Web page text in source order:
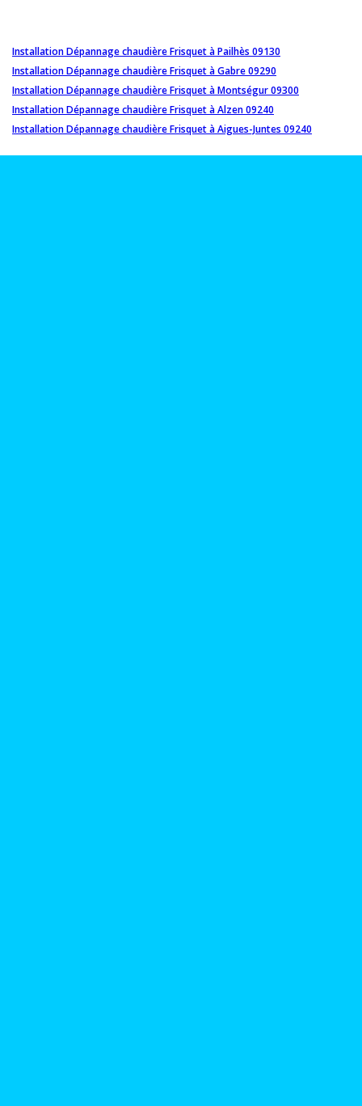
Installation Dépannage chaudière Frisquet à Pailhès 09130
Installation Dépannage chaudière Frisquet à Gabre 09290
Installation Dépannage chaudière Frisquet à Montségur 09300
Installation Dépannage chaudière Frisquet à Alzen 09240
Installation Dépannage chaudière Frisquet à Aigues-Juntes 09240